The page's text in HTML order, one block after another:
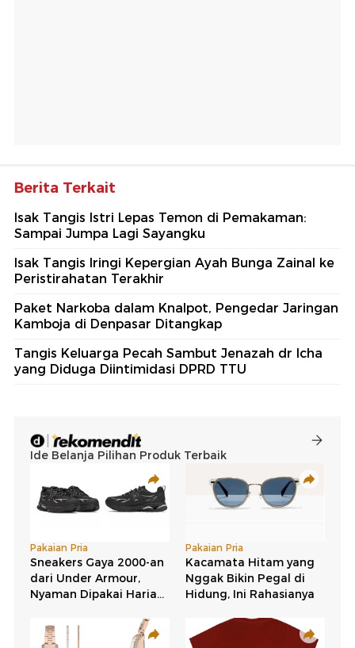
Berita Terkait
Isak Tangis Istri Lepas Temon di Pemakaman:
Sampai Jumpa Lagi Sayangku
Isak Tangis Iringi Kepergian Ayah Bunga Zainal ke
Peristirahatan Terakhir
Paket Narkoba dalam Knalpot, Pengedar Jaringan
Kamboja di Denpasar Ditangkap
Tangis Keluarga Pecah Sambut Jenazah dr Icha
yang Diduga Diintimidasi DPRD TTU